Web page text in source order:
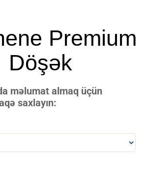
Premium
Döşək
məlumat almaq üçün
saxlayın: